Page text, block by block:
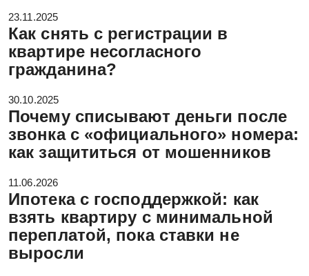
23.11.2025
Как снять с регистрации в
квартире несогласного
гражданина?
30.10.2025
Почему списывают деньги после
звонка с «официального» номера:
как защититься от мошенников
11.06.2026
Ипотека с господдержкой: как
взять квартиру с минимальной
переплатой, пока ставки не
выросли